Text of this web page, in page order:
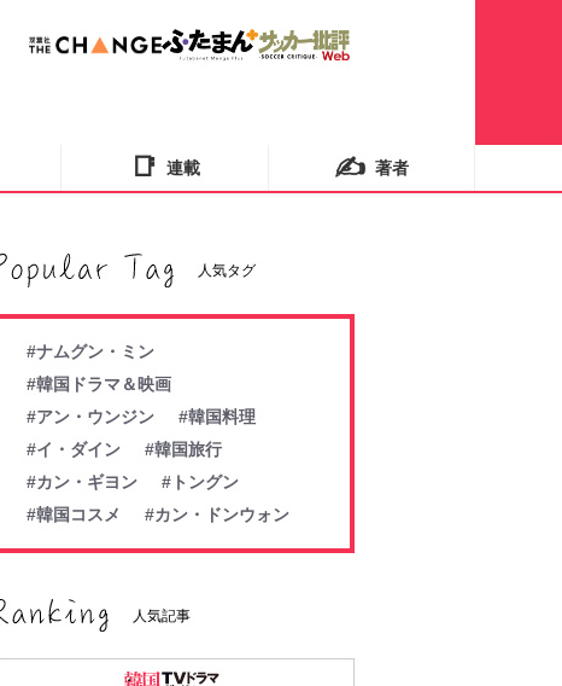
📑 連載 ✍️ 著者
人気タグ
#ナムグン・ミン
#韓国ドラマ＆映画
#アン・ウンジン
#韓国料理
#イ・ダイン
#韓国旅行
#カン・ギヨン
#トングン
#韓国コスメ
#カン・ドンウォン
人気記事